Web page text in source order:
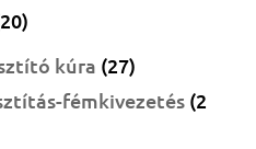
2020
termékkúra 2727
termék
fémkivezetés 2